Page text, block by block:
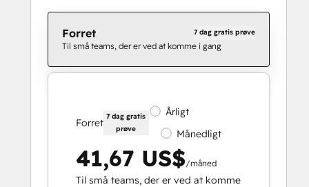
Forret 7 dag gratis prøve
Til små teams, der er ved at komme i gang
Forret
7 dag gratis
prøve
Årligt
Månedligt
41,67 US$/måned
Til små teams, der er ved at komme